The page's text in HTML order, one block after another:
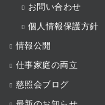
お問い合わせ
個人情報保護方針
情報公開
仕事家庭の両立
慈照会ブログ